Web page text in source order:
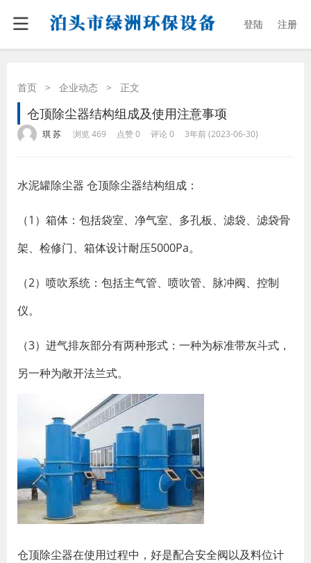
登陆 注册
首页 > 企业动态 > 正文
仓顶除尘器结构组成及使用注意事项
琪 苏 浏览 469 点赞 0 评论 0 3年前 (2023-06-30)
水泥罐除尘器 仓顶除尘器结构组成：
（1）箱体：包括袋室、净气室、多孔板、滤袋、滤袋骨
架、检修门、箱体设计耐压5000Pa。
（2）喷吹系统：包括主气管、喷吹管、脉冲阀、控制
仪。
（3）进气排灰部分有两种形式：一种为标准带灰斗式，
另一种为敞开法兰式。
仓顶除尘器在使用过程中，好是配合安全阀以及料位计